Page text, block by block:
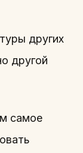
других
другой
самое